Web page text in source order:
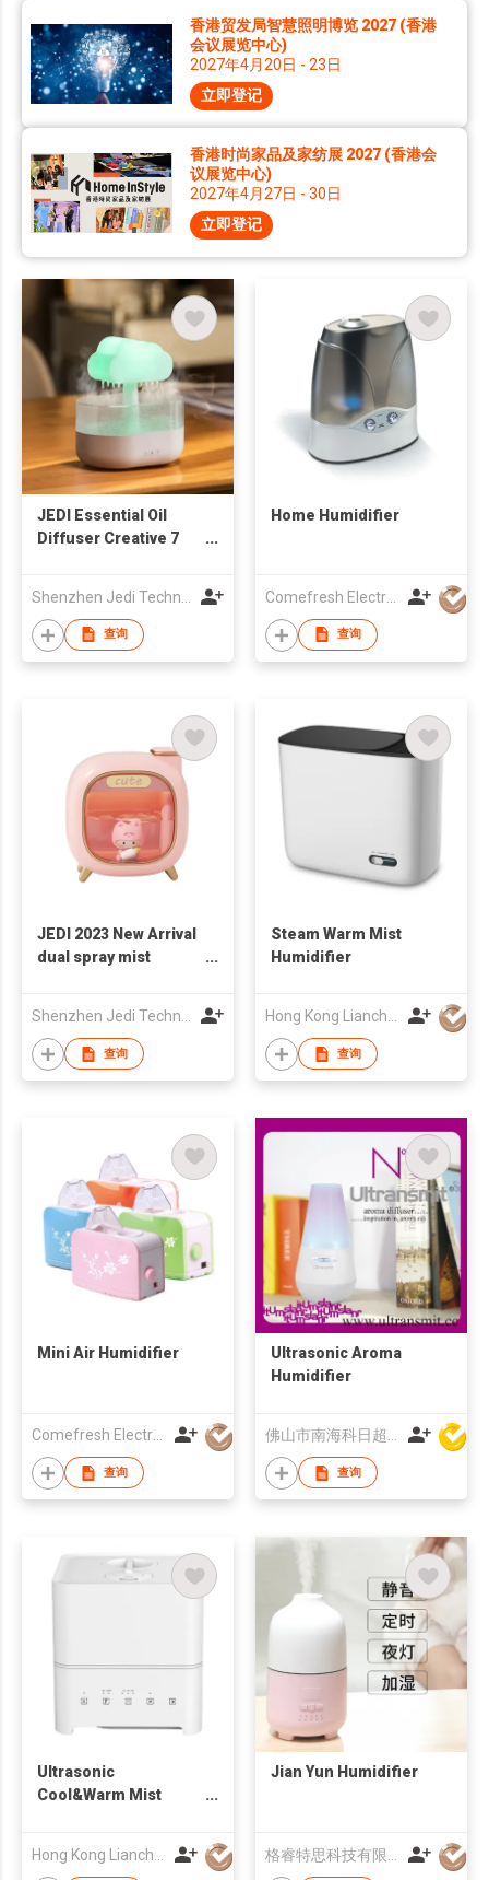
香港贸发局智慧照明博览 2027 (香港
会议展览中心)
2027年4月20日 - 23日
立即登记
香港时尚家品及家纺展 2027 (香港会
议展览中心)
2027年4月27日 - 30日
立即登记
JEDI Essential Oil
Diffuser Creative 7
Drip 2023 New
Products Mushroom
Shape Air Humidifier
查询
Home Humidifier
Comefresh Electronic Industry Co., Ltd
查询
JEDI 2023 New Arrival
dual spray mist
humidifier 7 colors
light humidifier for
indoor office
查询
Steam Warm Mist
Humidifier
查询
Mini Air Humidifier
Comefresh Electronic Industry Co., Ltd
查询
Ultrasonic Aroma
Humidifier
佛山市南海科日超声电子有限公司
查询
Ultrasonic
Cool&Warm Mist
Jian Yun Humidifier